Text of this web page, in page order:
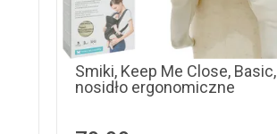
Smiki, Keep Me Close, Basic,
nosidło ergonomiczne